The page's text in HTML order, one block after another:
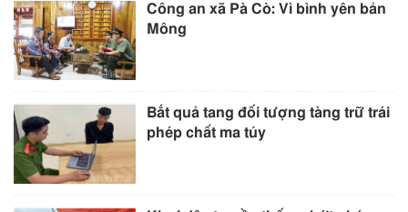
Công an xã Pà Cò: Vì bình yên bản
Mông
Bắt quả tang đối tượng tàng trữ trái
phép chất ma túy